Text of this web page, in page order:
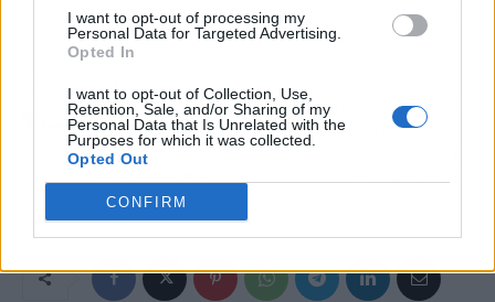
I want to opt-out of processing my
Personal Data for Targeted Advertising.
Opted In
I want to opt-out of Collection, Use,
Retention, Sale, and/or Sharing of my
Personal Data that Is Unrelated with the
Purposes for which it was collected.
Opted Out
CONFIRM
en seco las estafas antes de que caigas, sin violar tu privacidad.
PACMA convoca una
concentración en Sevilla
contra el impacto del
avifauna
Un cangrejo atrapado en
botella de plástico